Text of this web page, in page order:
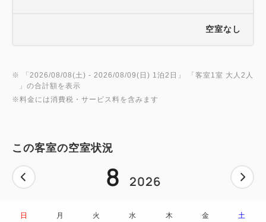
空室なし
※ 「 2026/08/08(土) - 2026/08/09(日) 1泊2日 」 「 客室1室 大人2人
」の合計額を表示
※料金には消費税・サービス料を含みます
この客室の空室状況
8 2026
日 月 火 水 木 金 土